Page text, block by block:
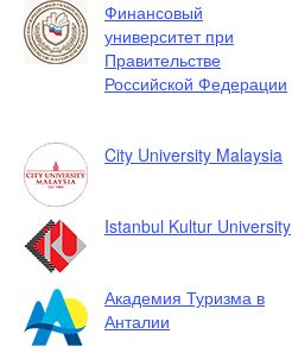
Финансовый
университет при
Правительстве
Российской Федерации
City University Malaysia
Istanbul Kultur University
Академия Туризма в
Анталии